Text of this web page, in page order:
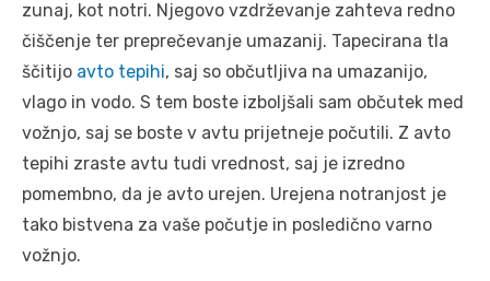
zunaj, kot notri. Njegovo vzdrževanje zahteva redno
čiščenje ter preprečevanje umazanij. Tapecirana tla
ščitijo avto tepihi, saj so občutljiva na umazanijo,
vlago in vodo. S tem boste izboljšali sam občutek med
vožnjo, saj se boste v avtu prijetneje počutili. Z avto
tepihi zraste avtu tudi vrednost, saj je izredno
pomembno, da je avto urejen. Urejena notranjost je
tako bistvena za vaše počutje in posledično varno
vožnjo.